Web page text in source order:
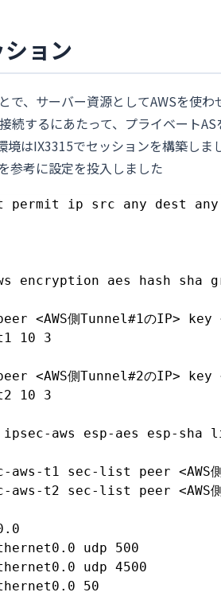
ョン
で、サーバー資源としてAWSを使
続するにあたって、プライベート
境はIX3315でセッションを構築し
参考に設定を投入しました
ip src any dest any
encryption aes hash sha
側Tunnel#1のIP> key
10 3
側Tunnel#2のIP> key
10 3
aws esp-aes esp-sha
aws-t1 sec-list peer <AWS
aws-t2 sec-list peer <AWS
udp 500
udp 4500
50